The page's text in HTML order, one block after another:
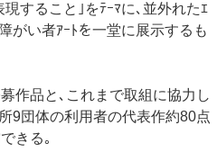
すること｣をﾃｰﾏに､並外れたｴ
がい者ｱｰﾄを一堂に展示するも
作品と､これまで取組に協力し
9団体の利用者の代表作約80点
きる｡